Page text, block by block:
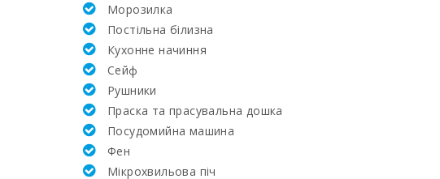
Академія та тенісна школа Рафаэля Надаля (км):
Лікарня в Манакор (км):
Клініка Сон Еспасесс в Пальма-де-Майорка (км):
Щотижневий базар у Порто-Колoм (вівторок) (км):
Щотижневий базар у Феланіткс (неділя) (км):
Mорозилка
Постільна білизна
Кухонне начиння
Cейф
Рушники
Праска та прасувальна дошка
Посудомийна машина
Фен
Мікрохвильова піч